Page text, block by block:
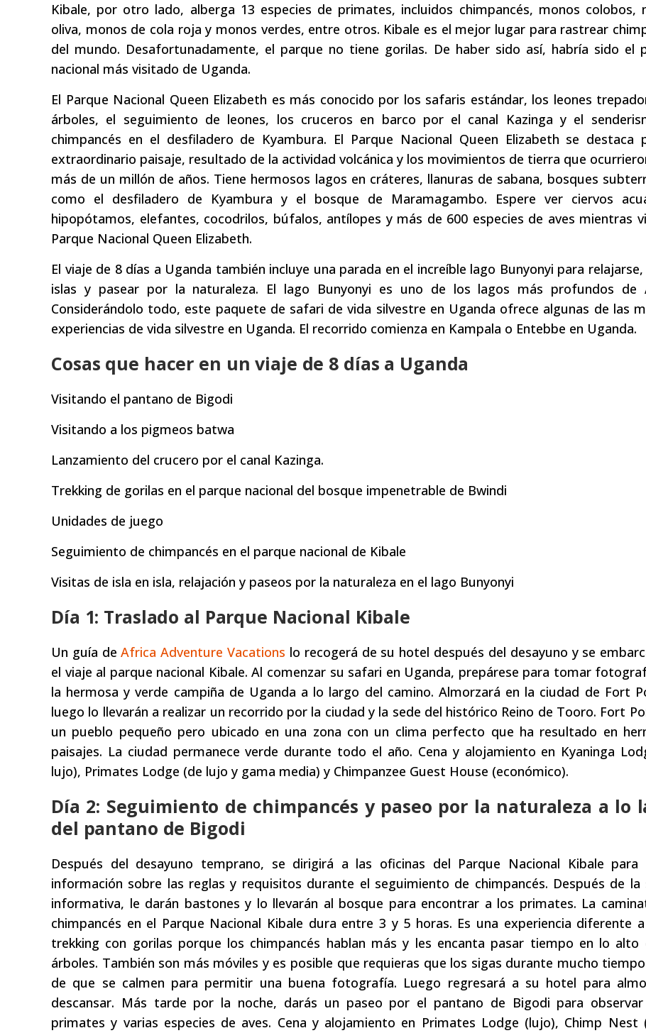
Kibale, por otro lado, alberga 13 especies de primates, incluidos chimpancés, monos colobos,
oliva, monos de cola roja y monos verdes, entre otros. Kibale es el mejor lugar para rastrear
del mundo. Desafortunadamente, el parque no tiene gorilas. De haber sido así, habría sido el
nacional más visitado de Uganda.
El Parque Nacional Queen Elizabeth es más conocido por los safaris estándar, los leones
árboles, el seguimiento de leones, los cruceros en barco por el canal Kazinga y el
chimpancés en el desfiladero de Kyambura. El Parque Nacional Queen Elizabeth se destaca
extraordinario paisaje, resultado de la actividad volcánica y los movimientos de tierra que
más de un millón de años. Tiene hermosos lagos en cráteres, llanuras de sabana, bosques
como el desfiladero de Kyambura y el bosque de Maramagambo. Espere ver ciervos
hipopótamos, elefantes, cocodrilos, búfalos, antílopes y más de 600 especies de aves mientras
Parque Nacional Queen Elizabeth.
El viaje de 8 días a Uganda también incluye una parada en el increíble lago Bunyonyi para
islas y pasear por la naturaleza. El lago Bunyonyi es uno de los lagos más profundos de
Considerándolo todo, este paquete de safari de vida silvestre en Uganda ofrece algunas de las
experiencias de vida silvestre en Uganda. El recorrido comienza en Kampala o Entebbe en Uganda.
Cosas que hacer en un viaje de 8 días a Uganda
Visitando el pantano de Bigodi
Visitando a los pigmeos batwa
Lanzamiento del crucero por el canal Kazinga.
Trekking de gorilas en el parque nacional del bosque impenetrable de Bwindi
Unidades de juego
Seguimiento de chimpancés en el parque nacional de Kibale
Visitas de isla en isla, relajación y paseos por la naturaleza en el lago Bunyonyi
Día 1: Traslado al Parque Nacional Kibale
Un guía deAfrica Adventure Vacations lo recogerá de su hotel después del desayuno y se
el viaje al parque nacional Kibale. Al comenzar su safari en Uganda, prepárese para tomar
la hermosa y verde campiña de Uganda a lo largo del camino. Almorzará en la ciudad de Fort
luego lo llevarán a realizar un recorrido por la ciudad y la sede del histórico Reino de Tooro. Fort
un pueblo pequeño pero ubicado en una zona con un clima perfecto que ha resultado en
paisajes. La ciudad permanece verde durante todo el año. Cena y alojamiento en Kyaninga
lujo), Primates Lodge (de lujo y gama media) y Chimpanzee Guest House (económico).
Día 2: Seguimiento de chimpancés y paseo por la naturaleza a lo
del pantano de Bigodi
Después del desayuno temprano, se dirigirá a las oficinas del Parque Nacional Kibale para
información sobre las reglas y requisitos durante el seguimiento de chimpancés. Después de la
informativa, le darán bastones y lo llevarán al bosque para encontrar a los primates. La
chimpancés en el Parque Nacional Kibale dura entre 3 y 5 horas. Es una experiencia diferente
trekking con gorilas porque los chimpancés hablan más y les encanta pasar tiempo en lo alto
árboles. También son más móviles y es posible que requieras que los sigas durante mucho
de que se calmen para permitir una buena fotografía. Luego regresará a su hotel para
descansar. Más tarde por la noche, darás un paseo por el pantano de Bigodi para
primates y varias especies de aves. Cena y alojamiento en Primates Lodge (lujo), Chimp Nest